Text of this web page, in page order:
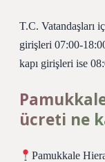
T.C. Vatandaşları
girişleri 07:00-
kapı girişleri ise
ücreti ne
Pamukkale